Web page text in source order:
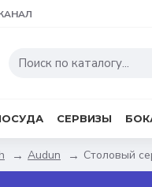
КАНАЛ
СЕРВИЗЫ
Audun Столовый